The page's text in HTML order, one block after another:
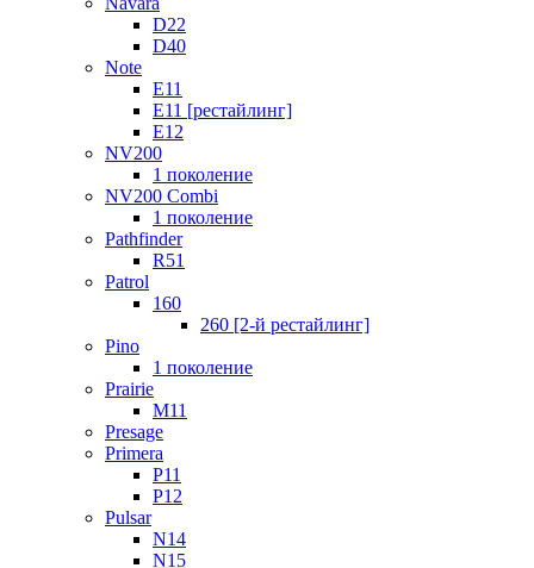
D22
D40
Note
E11
E11 [рестайлинг]
E12
NV200
1 поколение
NV200 Combi
1 поколение
Pathfinder
R51
Patrol
160
260 [2-й рестайлинг]
Pino
1 поколение
Prairie
M11
Presage
Primera
P11
P12
Pulsar
N14
N15